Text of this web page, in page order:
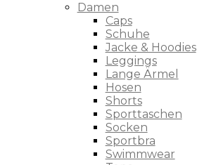
Damen
Caps
Schuhe
Jacke & Hoodies
Leggings
Lange Ärmel
Hosen
Shorts
Sporttaschen
Socken
Sportbra
Swimmwear